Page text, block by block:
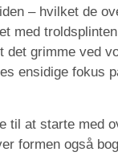
– hvilket de
med
det grimme ved
ensidige fokus
til at starte med
formen også